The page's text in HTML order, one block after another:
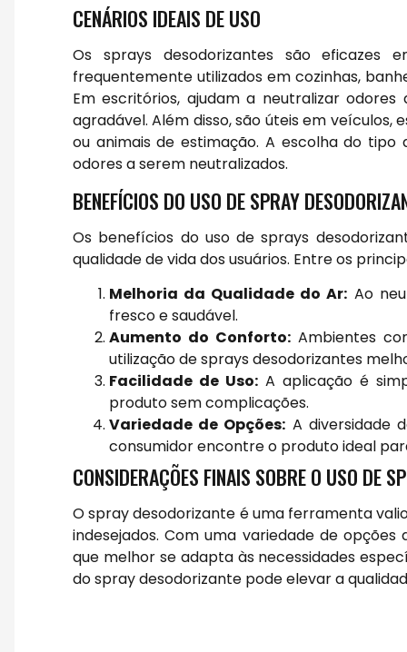
CENÁRIOS IDEAIS DE USO
Os sprays desodorizantes são eficazes
frequentemente utilizados em cozinhas,
Em escritórios, ajudam a neutralizar
agradável. Além disso, são úteis em
ou animais de estimação. A escolha do
odores a serem neutralizados.
BENEFÍCIOS DO USO DE SPRAY
Os benefícios do uso de sprays
qualidade de vida dos usuários. Entre os
Melhoria da Qualidade do Ar: Ao
fresco e saudável.
Aumento do Conforto: Ambientes
utilização de sprays desodorizantes
Facilidade de Uso: A aplicação é
produto sem complicações.
Variedade de Opções: A diversidade
consumidor encontre o produto ideal
CONSIDERAÇÕES FINAIS SOBRE O USO DE
O spray desodorizante é uma ferramenta
indesejados. Com uma variedade de
que melhor se adapta às necessidades
do spray desodorizante pode elevar a